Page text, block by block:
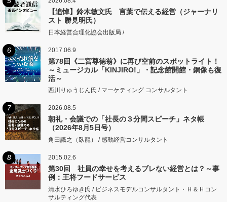
【追悼】鈴木敏文氏 言葉で伝える経営（ジャーナリ
スト 勝見明氏）
日本経営合理化協会出版局 /
6 2017.06.9
第78回《二宮尊徳翁》に再び空前のスポットライト！
～ミュージカル「KINJIRO!」・記念館開館・銅像も復
活～
西川りゅうじん氏 / マーケティング コンサルタント
7 2026.08.5
朝礼・会議での「社長の３分間スピーチ」ネタ帳
（2026年8月5日号）
角田識之（臥龍） / 感動経営コンサルタント
8 2015.02.6
第30回 社員の幸せを考えるブレない経営とは？～事
例：王将フードサービス
清水ひろゆき氏 / ビジネスモデルコンサルタント・Ｈ＆Ｈコン
サルティング代表